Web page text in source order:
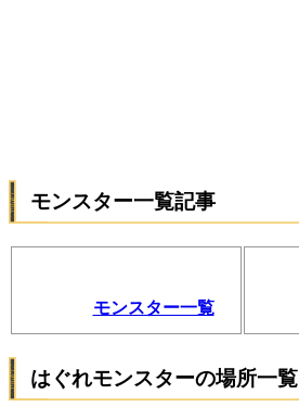
モンスター一覧記事
モンスター一覧
はぐれモンスターの場所一覧